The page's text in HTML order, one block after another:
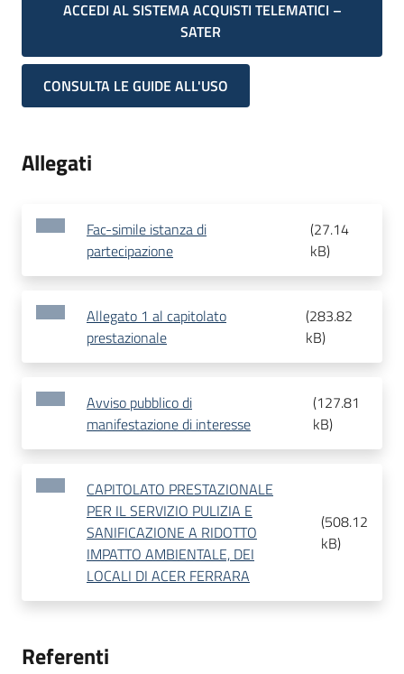
ACCEDI AL SISTEMA ACQUISTI TELEMATICI –
SATER
CONSULTA LE GUIDE ALL'USO
Allegati
Fac-simile istanza di
partecipazione
(27.14
kB)
Allegato 1 al capitolato
prestazionale
(283.82
kB)
Avviso pubblico di
manifestazione di interesse
(127.81
kB)
CAPITOLATO PRESTAZIONALE
PER IL SERVIZIO PULIZIA E
SANIFICAZIONE A RIDOTTO
IMPATTO AMBIENTALE, DEI
LOCALI DI ACER FERRARA
(508.12
kB)
Referenti